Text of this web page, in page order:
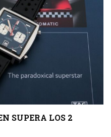
SUPERA LOS 2